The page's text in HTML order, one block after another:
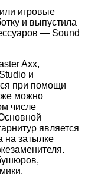
игровые
и выпустила
— Sound
Axx,
и
при помощи
можно
числе
является
на затылке